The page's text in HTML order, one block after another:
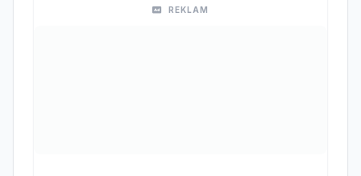
REKLAM